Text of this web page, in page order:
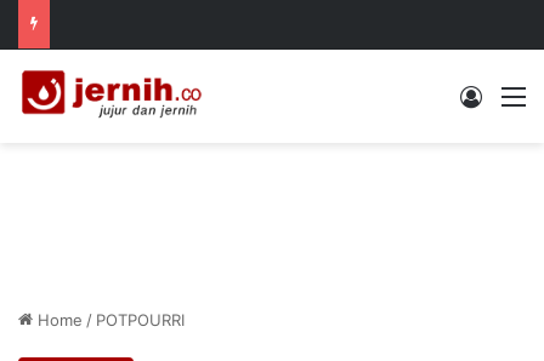
Log In
Home / POTPOURRI